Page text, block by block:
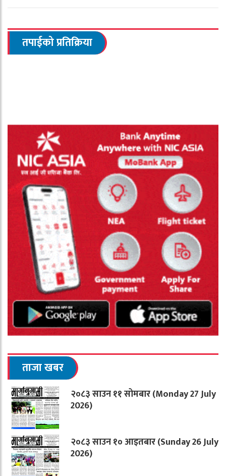
तपाईको प्रतिक्रिया
ताजा खबर
२०८३ साउन ११ सोमबार (Monday 27 July
2026)
२०८३ साउन १० आइतबार (Sunday 26 July
2026)